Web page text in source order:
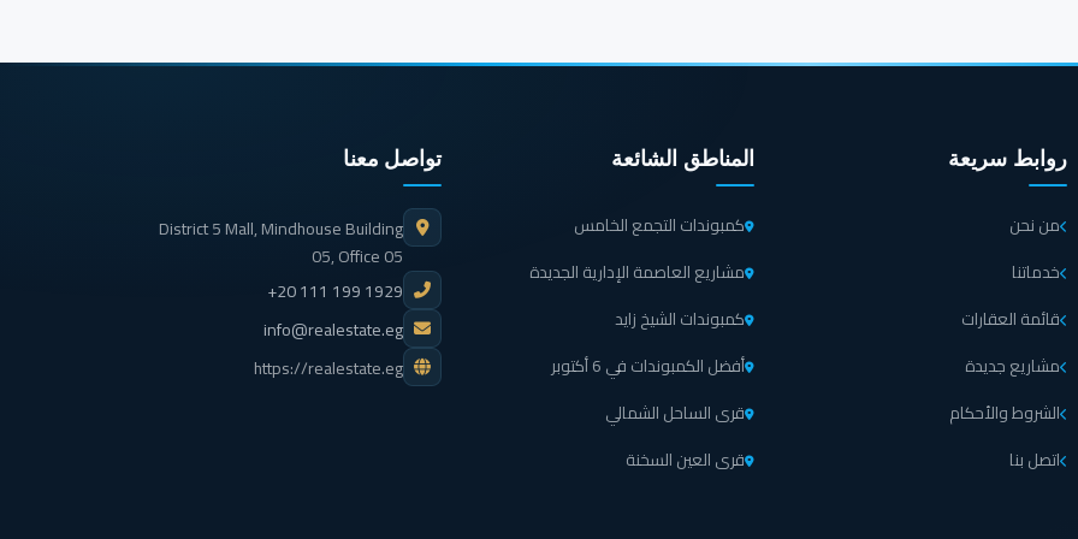
روابط سريعة
من نحن
خدماتنا
قائمة العقارات
مشاريع جديدة
الشروط والأحكام
اتصل بنا
المناطق الشائعة
كمبوندات التجمع الخامس
مشاريع العاصمة الإدارية الجديدة
كمبوندات الشيخ زايد
أفضل الكمبوندات في 6 أكتوبر
قرى الساحل الشمالي
قرى العين السخنة
تواصل معنا
District 5 Mall, Mindhouse Building
05, Office 05
+20 111 199 1929
info@realestate.eg
https://realestate.eg